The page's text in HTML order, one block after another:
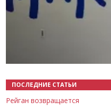
ПОСЛЕДНИЕ СТАТЬИ
Рейган возвращается